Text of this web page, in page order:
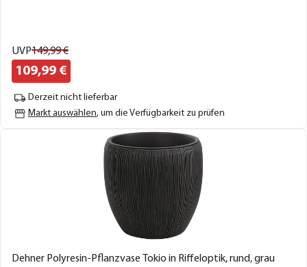
UVP149,99€
109,99 €
Derzeit nicht lieferbar
Markt auswählen, um die Verfügbarkeit zu prüfen
Dehner Polyresin-Pflanzvase Tokio in Riffeloptik, rund, grau